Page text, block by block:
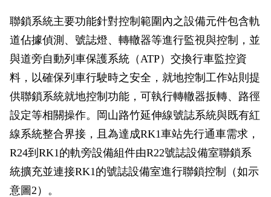
小港林園線
打詐儀錶板
雙語詞彙
輕軌與傳統火車
輕軌與公車捷運
無架空線
服務電話
聯鎖系統主要功能針對控制範圍內之設備元件包含軌
道佔據偵測、號誌燈、轉轍器等進行監視與控制，並
與道旁自動列車保護系統（ATP）交換行車監控資
料，以確保列車行駛時之安全，就地控制工作站則提
供聯鎖系統就地控制功能，可執行轉轍器扳轉、路徑
設定等相關操作。岡山路竹延伸線號誌系統與既有紅
線系統整合界接，且為達成RK1車站先行通車需求，
R24到RK1的軌旁設備組件由R22號誌設備室聯鎖系
統擴充並連接RK1的號誌設備室進行聯鎖控制（如示
意圖2）。